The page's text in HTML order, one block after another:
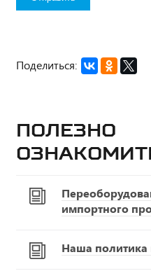
Поделиться:
Полезно
импортного
Наша политика